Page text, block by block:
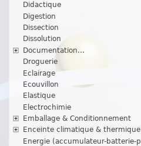
Didactique
Digestion
Dissection
Dissolution
Documentation...
Droguerie
Eclairage
Ecouvillon
Elastique
Electrochimie
Emballage & Conditionnement
Enceinte climatique & thermique
Energie (accumulateur-batterie-p